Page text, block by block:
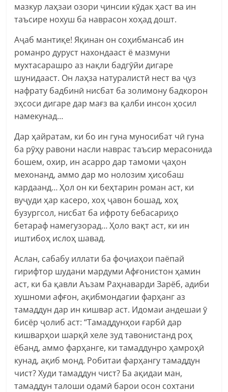
мазкур лаҳзаи озори ҷинсии кӯдак ҳаст ва ин
таъсире нохуш ба наврасон хоҳад дошт.
Аҷаб мантиқе! Яқинан он соҳибмансаб ин
романро дуруст нахондааст ё мазмуни
мухтасарашро аз нақли бадгӯйи дигаре
шунидааст. Он лаҳза натуралистӣ нест ва ҷуз
нафрату бадбинӣ нисбат ба золимону бадкорон
эҳсоси дигаре дар мағз ва қалби инсон ҳосил
намекунад…
Дар ҳайратам, ки бо ин гуна муносибат чӣ гуна
ба рӯҳу равони насли наврас таъсир мерасонида
бошем, охир, ин асарро дар тамоми ҷаҳон
мехонанд, аммо дар мо нолозим ҳисобаш
кардаанд… Ҳол он ки беҳтарин роман аст, ки
вуҷуди ҳар касеро, хоҳ ҷавон бошад, хоҳ
бузургсол, нисбат ба ифроту бебасариҳо
бетараф намегузорад… Ҳоло вақт аст, ки ин
иштибоҳ ислоҳ шавад.
Аслан, сабабу иллати ба фоҷиаҳои паёпай
гирифтор шудани мардуми Афғонистон ҳамин
аст, ки ба қавли Аъзам Раҳнаварди Зарёб, адиби
хушноми афғон, ақибмондагии фарҳанг аз
тамаддун дар ин кишвар аст. Идомаи андешаи ӯ
бисёр ҷолиб аст: “Тамаддунҳои ғарбӣ дар
кишварҳои шарқӣ хеле зуд тавонистанд роҳ
ёбанд, аммо фарҳанге, ки тамаддунро ҳамроҳӣ
кунад, ақиб монд. Робитаи фарҳангу тамаддун
чист? Худи тамаддун чист? Ба ақидаи ман,
тамаддун талоши одамӣ барои осон сохтани